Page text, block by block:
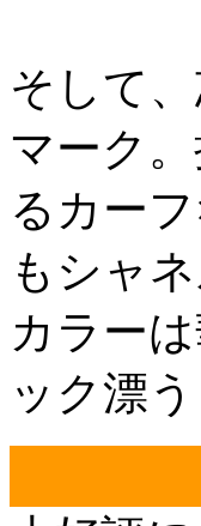
そして
マーク
るカー
もシャ
カラー
ック漂